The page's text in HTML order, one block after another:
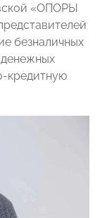
«ОПОРЫ
безналичных
кредитную